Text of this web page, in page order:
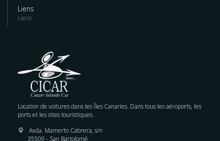
Liens
Liens
Location de voitures dans les Îles Canaries. Dans tous les aéroports, les
ports et les sites touristiques.
Avda. Mamerto Cabrera, s/n
35509 - San Bartolomé